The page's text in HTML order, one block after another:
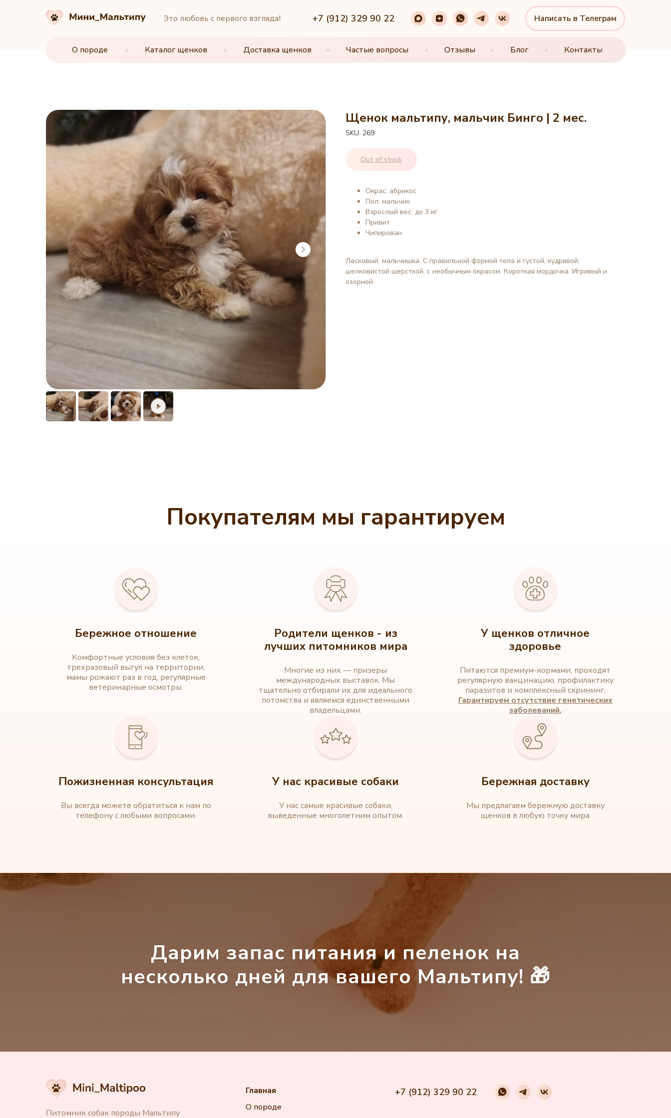
Написать в Телеграм
Это любовь с первого взгляда! +7 (912) 329 90 22
О породе Каталог щенков Доставка щенков Частые вопросы Отзывы Блог Контакты
• • • • • •
Написать в Телеграм
+7 (912) 329 90 22
О породе Каталог щенков Доставка щенков Частые вопросы Отзывы Блог Контакты
• • • • • •
Щенок мальтипу, мальчик Бинго | 2 мес.
SKU: 269
Out of stock
Окрас: абрикос
Пол: мальчик
Взрослый вес: до 3 кг
Привит
Чипирован
Ласковый, мальчишка. С правильной формой тела и густой, кудрявой,
шелковистой шерсткой, с необычным окрасом. Короткая мордочка. Игривый и
озорной.
Покупателям мы гарантируем
Бережное отношение
Комфортные условия без клеток,
трехразовый выгул на территории,
мамы рожают раз в год, регулярные
ветеринарные осмотры.
Родители щенков - из
лучших питомников мира
Многие из них — призеры
международных выставок. Мы
тщательно отбирали их для идеального
потомства и являемся единственными
владельцами.
У щенков отличное
здоровье
Питаются премиум-кормами, проходят
регулярную вакцинацию, профилактику
паразитов и комплексный скрининг.
Гарантируем отсутствие генетических
заболеваний.
Пожизненная консультация
Вы всегда можете обратиться к нам по
телефону с любыми вопросами.
У нас красивые собаки
У нас самые красивые собаки,
выведенные многолетним опытом.
Бережная доставку
Мы предлагаем бережную доставку
щенков в любую точку мира
Дарим запас питания и пеленок на
несколько дней для вашего Мальтипу! 🎁
+7 (912) 329 90 22
Питомник собак породы Мальтипу
Главная
О породе